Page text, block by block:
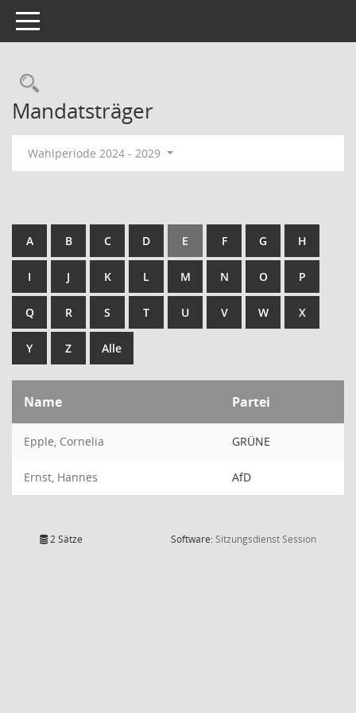
Toggle navigation
Rechercheauswahl
Mandatsträger
Wahlperiode 2024 - 2029
A B C D E F G H
I J K L M N O P
Q R S T U V W X
Y Z Alle
Name Partei
Epple, Cornelia GRÜNE
Ernst, Hannes AfD
2 Sätze Software:SitzungsdienstSession(Wird in